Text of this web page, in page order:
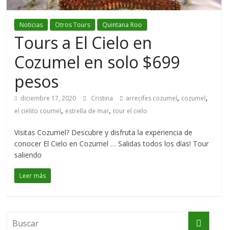
Noticias Otros Tours Quintana Roo
Tours a El Cielo en
Cozumel en solo $699
pesos
diciembre 17, 2020 Cristina arrecifes cozumel, cozumel,
el cielito coumel, estrella de mar,tour el cielo
Visitas Cozumel? Descubre y disfruta la experiencia de
conocer El Cielo en Cozumel … Salidas todos los días! Tour
saliendo
Leer más